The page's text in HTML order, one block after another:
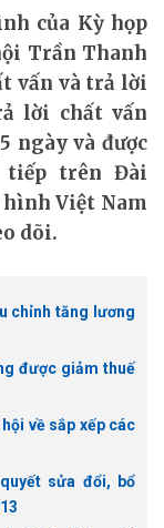
của Kỳ họp
Trần Thanh
vấn và trả lời
lời chất vấn
ngày và được
tiếp trên Đài
Việt Nam
dõi.
chỉnh tăng lương
được giảm thuế
về sắp xếp các
sửa đổi, bổ